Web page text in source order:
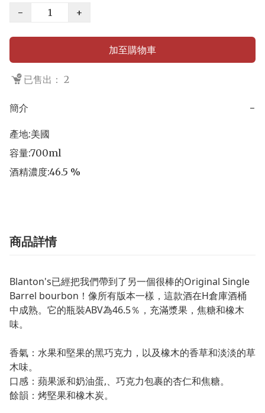
−
+
加至購物車
已售出： 2
簡介 −
產地:美國
容量:700ml
酒精濃度:46.5 %
商品詳情
Blanton's已經把我們帶到了另一個很棒的Original Single
Barrel bourbon！像所有版本一樣，這款酒在H倉庫酒桶
中成熟。它的瓶裝ABV為46.5％，充滿漿果，焦糖和橡木
味。
香氣 ：水果和堅果的黑巧克力，以及橡木的香草和淡淡的草
木味。
口感 ：蘋果派和奶油蛋,、巧克力包裹的杏仁和焦糖。
餘韻 ：烤堅果和橡木炭。